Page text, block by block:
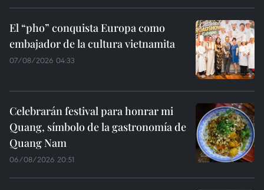
El “pho” conquista Europa como
embajador de la cultura vietnamita
07/08/2026 04:33
Celebrarán festival para honrar mi
Quang, símbolo de la gastronomía de
Quang Nam
06/08/2026 20:51